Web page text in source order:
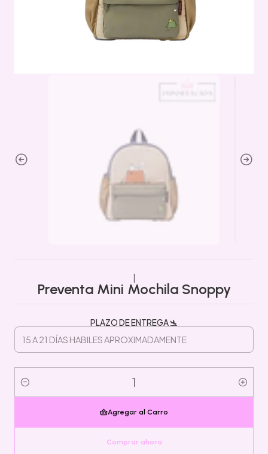
Preventa Mini Mochila Snoppy
PLAZO DE ENTREGA 🛬
Cantidad
Agregar al Carro
Comprar ahora